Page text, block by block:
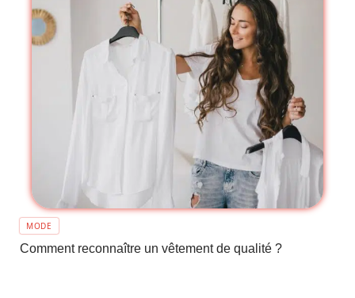
MODE
Comment reconnaître un vêtement de qualité ?